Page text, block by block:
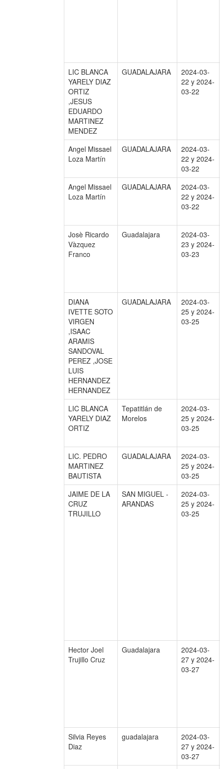
LIC BLANCA
YARELY DIAZ
ORTIZ
,JESUS
EDUARDO
MARTINEZ
MENDEZ
GUADALAJARA
2024-03-
22 y 2024-
03-22
Angel Missael
Loza Martín
GUADALAJARA
2024-03-
22 y 2024-
03-22
Angel Missael
Loza Martín
GUADALAJARA
2024-03-
22 y 2024-
03-22
Josè Ricardo
Vàzquez
Franco
Guadalajara
2024-03-
23 y 2024-
03-23
DIANA
IVETTE SOTO
VIRGEN
,ISAAC
ARAMIS
SANDOVAL
PEREZ ,JOSE
LUIS
HERNANDEZ
HERNANDEZ
GUADALAJARA
2024-03-
25 y 2024-
03-25
LIC BLANCA
YARELY DIAZ
ORTIZ
Tepatitlán de
Morelos
2024-03-
25 y 2024-
03-25
LIC. PEDRO
MARTINEZ
BAUTISTA
GUADALAJARA
2024-03-
25 y 2024-
03-25
JAIME DE LA
CRUZ
TRUJILLO
SAN MIGUEL -
ARANDAS
2024-03-
25 y 2024-
03-25
Hector Joel
Trujillo Cruz
Guadalajara
2024-03-
27 y 2024-
03-27
Silvia Reyes
Diaz
guadalajara
2024-03-
27 y 2024-
03-27